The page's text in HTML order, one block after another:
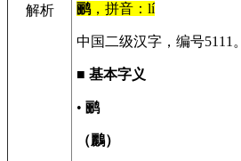
解析 鹂，拼音：lí
中国二级汉字，编号5111。
■ 基本字义
• 鹂
（鸝）